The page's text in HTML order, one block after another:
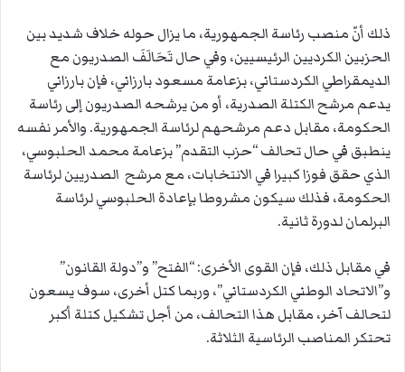
ذلك أنّ منصب رئاسة الجمهورية، ما يزال حوله خلاف شديد بين
الحزبين الكرديين الرئيسيين، وفي حال تَحَالَفَ الصدريون مع
الديمقراطي الكردستاني، بزعامة مسعود بارزاني، فإن بارزاني
يدعم مرشح الكتلة الصدرية، أو من يرشحه الصدريون إلى رئاسة
الحكومة، مقابل دعم مرشحهم لرئاسة الجمهورية. والأمر نفسه
ينطبق في حال تحالف “حزب التقدم” بزعامة محمد الحلبوسي،
الذي حقق فوزا كبيرا في الانتخابات، مع مرشح الصدريين لرئاسة
الحكومة، فذلك سيكون مشروطا بإعادة الحلبوسي لرئاسة
البرلمان لدورة ثانية.
في مقابل ذلك، فإن القوى الأخرى: “الفتح” و”دولة القانون”
و”الاتحاد الوطني الكردستاني”، وربما كتل أخرى، سوف يسعون
لتحالف آخر، مقابل هذا التحالف، من أجل تشكيل كتلة أكبر
تحتكر المناصب الرئاسية الثلاثة.